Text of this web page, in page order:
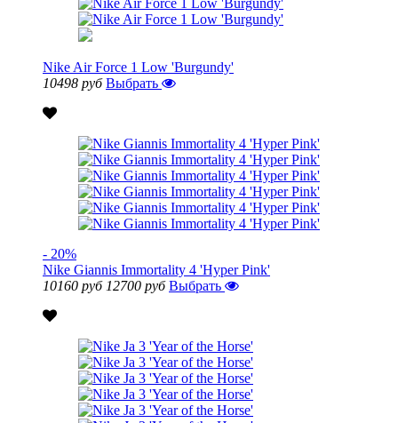
Nike Air Force 1 Low 'Burgundy'
10498 руб Выбрать
- 20%
Nike Giannis Immortality 4 'Hyper Pink'
10160 руб 12700 руб Выбрать